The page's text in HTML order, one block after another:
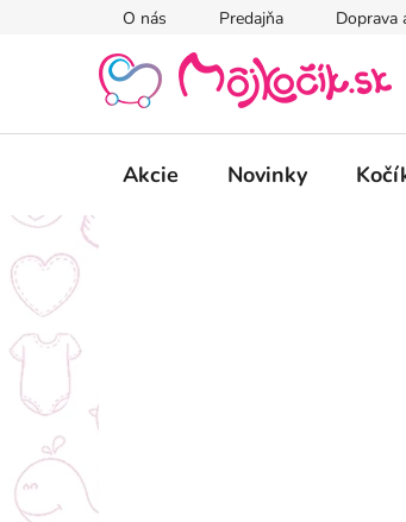
O nás Predajňa Doprava
Akcie Novinky